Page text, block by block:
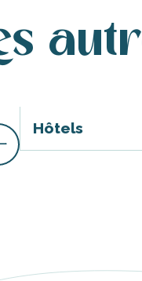
Hôtels